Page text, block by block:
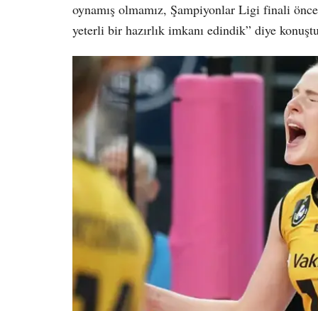
oynamış olmamız, Şampiyonlar Ligi finali
yeterli bir hazırlık imkanı edindik” diye